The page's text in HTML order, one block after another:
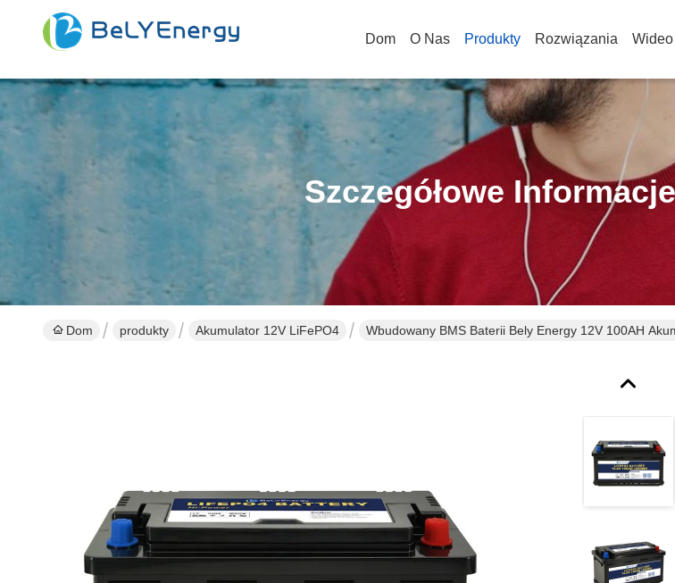
Dom O Nas Produkty Rozwiązania Wideo
Szczegółowe
Dom produkty Akumulator 12V LiFePO4 Wbudowany BMS Baterii Bely Energy 12V 100AH